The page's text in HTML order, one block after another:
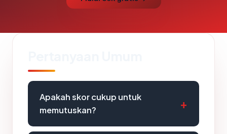
Apakah skor cukup untuk
memutuskan?